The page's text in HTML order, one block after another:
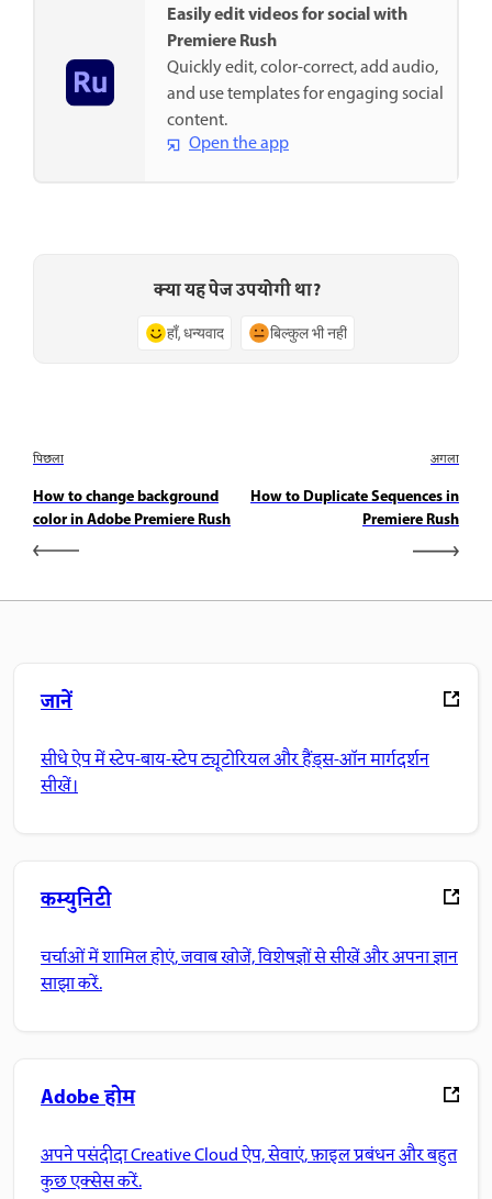
Easily edit videos for social with
Premiere Rush
Quickly edit, color-correct, add audio,
and use templates for engaging social
content.
Open the app
क्या यह पेज उपयोगी था?
हाँ, धन्यवाद बिल्कुल भी नहीं
पिछला
How to change background
color in Adobe Premiere Rush
अगला
How to Duplicate Sequences in
Premiere Rush
जानें
सीधे ऐप में स्टेप-बाय-स्टेप ट्यूटोरियल और हैंड्स-ऑन मार्गदर्शन
सीखें।
कम्युनिटी
चर्चाओं में शामिल होएं, जवाब खोजें, विशेषज्ञों से सीखें और अपना ज्ञान
साझा करें.
Adobe होम
अपने पसंदीदा Creative Cloud ऐप, सेवाएं, फ़ाइल प्रबंधन और बहुत
कुछ एक्सेस करें.